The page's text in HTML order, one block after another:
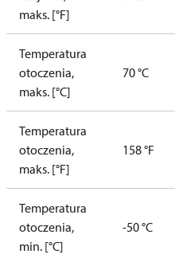
maks. [°F]
Temperatura
otoczenia,
maks. [°C]
70 °C
Temperatura
otoczenia,
maks. [°F]
158 °F
Temperatura
otoczenia,
min. [°C]
-50 °C